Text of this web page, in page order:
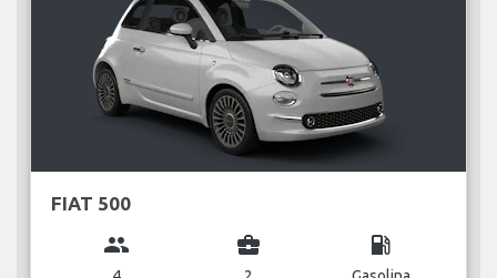
FIAT 500
group business_center local_gas_station